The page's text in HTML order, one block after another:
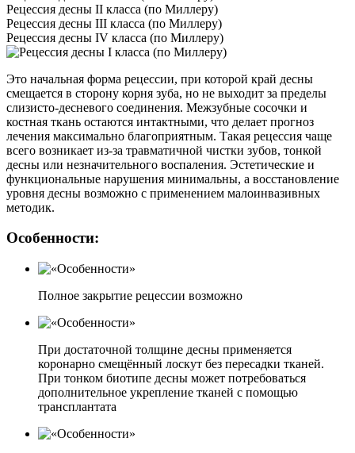
Рецессия десны II класса (по Миллеру)
Рецессия десны III класса (по Миллеру)
Рецессия десны IV класса (по Миллеру)
Это начальная форма рецессии, при которой край десны
смещается в сторону корня зуба, но не выходит за пределы
слизисто-десневого соединения. Межзубные сосочки и
костная ткань остаются интактными, что делает прогноз
лечения максимально благоприятным. Такая рецессия чаще
всего возникает из-за травматичной чистки зубов, тонкой
десны или незначительного воспаления. Эстетические и
функциональные нарушения минимальны, а восстановление
уровня десны возможно с применением малоинвазивных
методик.
Особенности:
Полное закрытие рецессии возможно
При достаточной толщине десны применяется
коронарно смещённый лоскут без пересадки тканей.
При тонком биотипе десны может потребоваться
дополнительное укрепление тканей с помощью
трансплантата